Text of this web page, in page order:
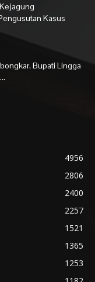
Kasus
Bupati Lingga
4956
2806
2400
2257
1521
1365
1253